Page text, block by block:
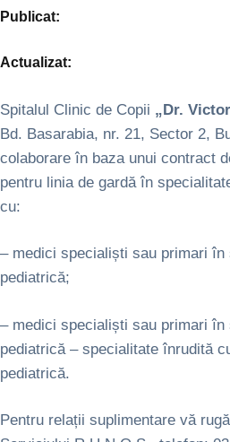
Publicat:
Actualizat:
Spitalul Clinic de Copii „Dr.
Bd. Basarabia, nr. 21, Sector 2,
colaborare în baza unui contract
pentru linia de gardă în
cu:
– medici specialiști sau primari în
pediatrică;
– medici specialiști sau primari
pediatrică – specialitate înrudită
pediatrică.
Pentru relații suplimentare vă